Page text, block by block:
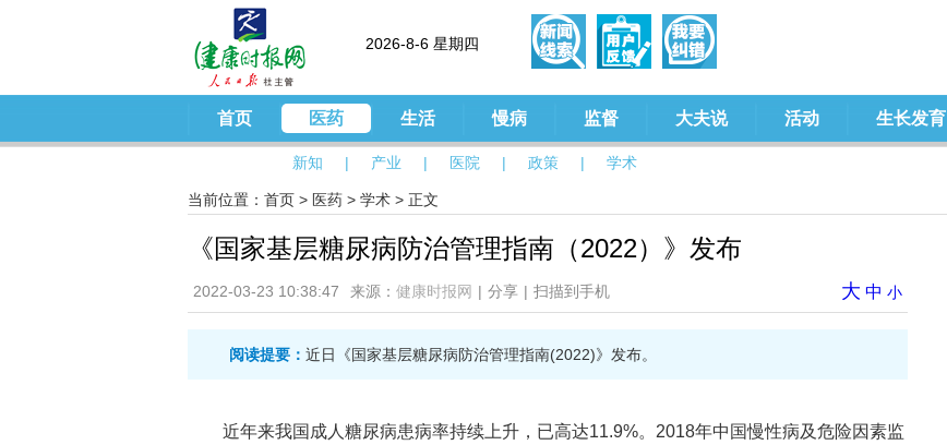
2026-8-6 星期四
首页 医药
新知 | 产业 | 医院 | 政策 | 学术
生活 慢病 监督 大夫说 活动 生长发育
当前位置： 首页 > 医药 > 学术 > 正文
《国家基层糖尿病防治管理指南（2022）》发布
2022-03-23 10:38:47 来源： 健康时报网 | 分享 | 扫描到手机 大 中 小
阅读提要： 近日《国家基层糖尿病防治管理指南(2022)》发布。
近年来我国成人糖尿病患病率持续上升，已高达11.9%。2018年中国慢性病及危险因素监